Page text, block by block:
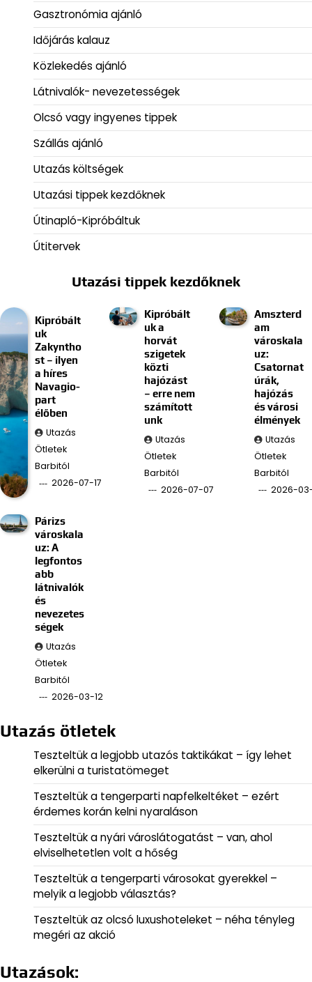
Gasztronómia ajánló
Időjárás kalauz
Közlekedés ajánló
Látnivalók- nevezetességek
Olcsó vagy ingyenes tippek
Szállás ajánló
Utazás költségek
Utazási tippek kezdőknek
Útinapló-Kipróbáltuk
Útitervek
Utazási tippek kezdőknek
Kipróbált
uk
Zakyntho
st – ilyen
a híres
Navagio-
part
élőben
Utazás
Ötletek
Barbitól
2026-07-17
Kipróbált
uk a
horvát
szigetek
közti
hajózást
– erre nem
számított
unk
Utazás
Ötletek
Barbitól
2026-07-07
Amszterd
am
városkala
uz:
Csatornat
úrák,
hajózás
és városi
élmények
Utazás
Ötletek
Barbitól
2026-
Párizs
városkala
uz: A
legfontos
abb
látnivalók
és
nevezetes
ségek
Utazás
Ötletek
Barbitól
2026-03-12
Utazás ötletek
Teszteltük a legjobb utazós taktikákat – így lehet
elkerülni a turistatömeget
Teszteltük a tengerparti napfelkeltéket – ezért
érdemes korán kelni nyaraláson
Teszteltük a nyári városlátogatást – van, ahol
elviselhetetlen volt a hőség
Teszteltük a tengerparti városokat gyerekkel –
melyik a legjobb választás?
Teszteltük az olcsó luxushoteleket – néha tényleg
megéri az akció
Utazások: